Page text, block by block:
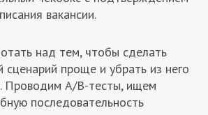
вакансии.
над тем, чтобы сделать
сценарий проще и убрать из него
Проводим A/B-тесты, ищем
последовательность